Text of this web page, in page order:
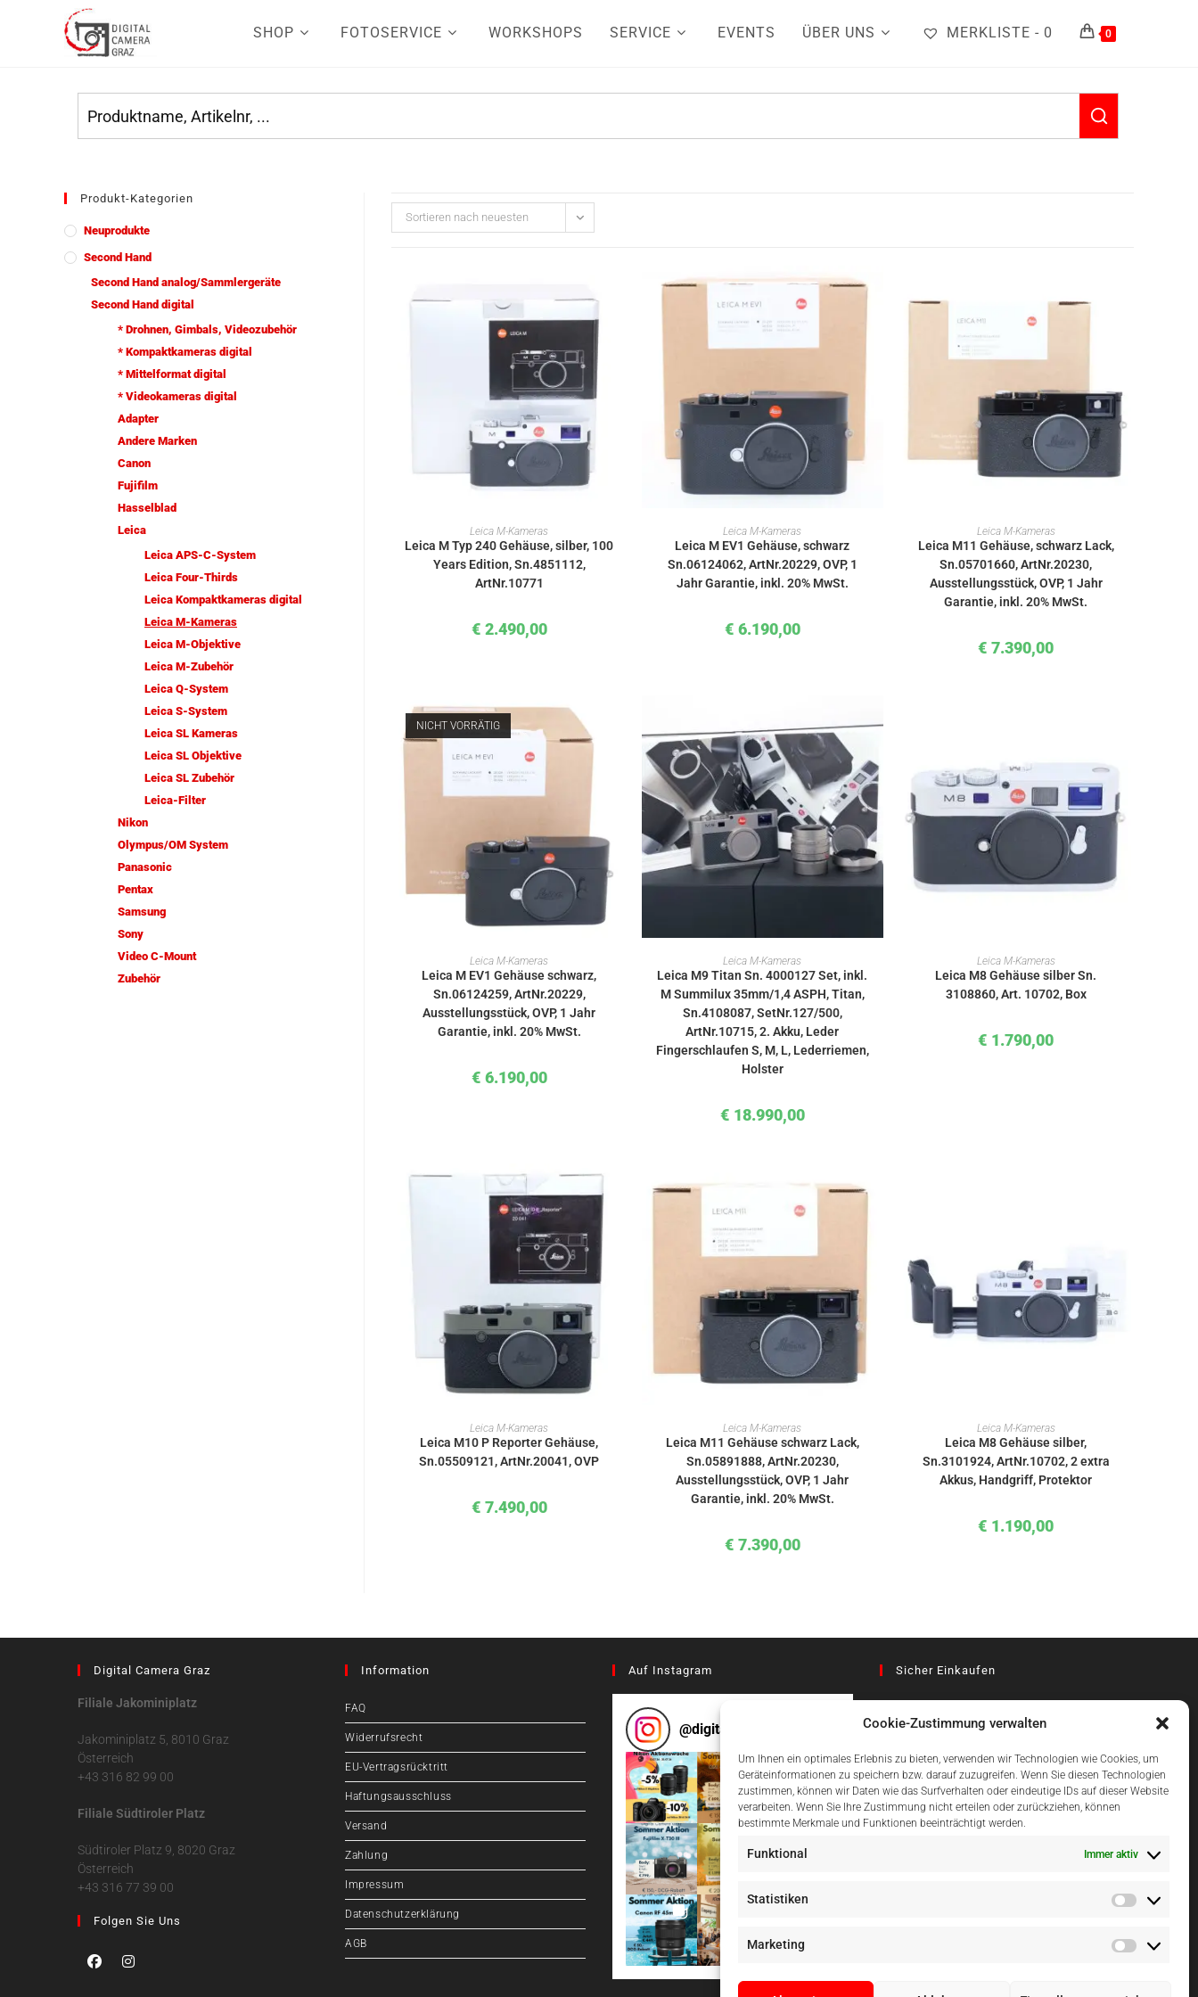
Cookie-Zustimmung verwalten
Um Ihnen ein optimales Erlebnis zu bieten, verwenden wir Technologien wie Cookies, um
Geräteinformationen zu speichern bzw. darauf zuzugreifen. Wenn Sie diesen Technologien
zustimmen, können wir Daten wie das Surfverhalten oder eindeutige IDs auf dieser Website
verarbeiten. Wenn Sie Ihre Zustimmung nicht erteilen oder zurückziehen, können
bestimmte Merkmale und Funktionen beeinträchtigt werden.
Funktional Immer aktiv
Statistiken
Marketing
SHOP FOTOSERVICE WORKSHOPS SERVICE EVENTS ÜBER UNS MERKLISTE - 0 0
Produkt-Kategorien
Neuprodukte
Second Hand
Second Hand analog/Sammlergeräte
Second Hand digital
* Drohnen, Gimbals, Videozubehör
* Kompaktkameras digital
* Mittelformat digital
* Videokameras digital
Adapter
Andere Marken
Canon
Fujifilm
Hasselblad
Leica
Leica APS-C-System
Leica Four-Thirds
Leica Kompaktkameras digital
Leica M-Kameras
Leica M-Objektive
Leica M-Zubehör
Leica Q-System
Leica S-System
Leica SL Kameras
Leica SL Objektive
Leica SL Zubehör
Leica-Filter
Nikon
Olympus/OM System
Panasonic
Pentax
Samsung
Sony
Video C-Mount
Zubehör
Sortieren nach neuesten
IN DEN WARENKORB
Leica M-Kameras
Leica M Typ 240 Gehäuse, silber, 100
Years Edition, Sn.4851112,
ArtNr.10771
€ 2.490,00
IN DEN WARENKORB
Leica M-Kameras
Leica M EV1 Gehäuse, schwarz
Sn.06124062, ArtNr.20229, OVP, 1
Jahr Garantie, inkl. 20% MwSt.
€ 6.190,00
IN DEN WARENKORB
Leica M-Kameras
Leica M11 Gehäuse, schwarz Lack,
Sn.05701660, ArtNr.20230,
Ausstellungsstück, OVP, 1 Jahr
Garantie, inkl. 20% MwSt.
€ 7.390,00
NICHT VORRÄTIG
WEITERLESEN
Leica M-Kameras
Leica M EV1 Gehäuse schwarz,
Sn.06124259, ArtNr.20229,
Ausstellungsstück, OVP, 1 Jahr
Garantie, inkl. 20% MwSt.
€ 6.190,00
IN DEN WARENKORB
Leica M-Kameras
Leica M9 Titan Sn. 4000127 Set, inkl.
M Summilux 35mm/1,4 ASPH, Titan,
Sn.4108087, SetNr.127/500,
ArtNr.10715, 2. Akku, Leder
Fingerschlaufen S, M, L, Lederriemen,
Holster
€ 18.990,00
IN DEN WARENKORB
Leica M-Kameras
Leica M8 Gehäuse silber Sn.
3108860, Art. 10702, Box
€ 1.790,00
IN DEN WARENKORB
Leica M-Kameras
Leica M10 P Reporter Gehäuse,
Sn.05509121, ArtNr.20041, OVP
€ 7.490,00
IN DEN WARENKORB
Leica M-Kameras
Leica M11 Gehäuse schwarz Lack,
Sn.05891888, ArtNr.20230,
Ausstellungsstück, OVP, 1 Jahr
Garantie, inkl. 20% MwSt.
€ 7.390,00
IN DEN WARENKORB
Leica M-Kameras
Leica M8 Gehäuse silber,
Sn.3101924, ArtNr.10702, 2 extra
Akkus, Handgriff, Protektor
€ 1.190,00
Digital Camera Graz
Filiale Jakominiplatz
Jakominiplatz 5, 8010 Graz
Österreich
+43 316 82 99 00
Filiale Südtiroler Platz
Südtiroler Platz 9, 8020 Graz
Österreich
+43 316 77 39 00
Folgen Sie Uns
Information
FAQ
Widerrufsrecht
EU-Vertragsrücktritt
Haftungsausschluss
Versand
Zahlung
Impressum
Datenschutzerklärung
AGB
Auf Instagram
@digitalcameragraz
Sicher Einkaufen
Einfach Online Bezahlen